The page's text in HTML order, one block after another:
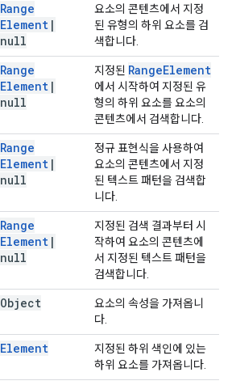
Range
Element |
null
요소의 콘텐츠에서 지정
된 유형의 하위 요소를 검
색합니다.
Range
Element |
null
지정된 RangeElement
에서 시작하여 지정된 유
형의 하위 요소를 요소의
콘텐츠에서 검색합니다.
Range
Element |
null
정규 표현식을 사용하여
요소의 콘텐츠에서 지정
된 텍스트 패턴을 검색합
니다.
Range
Element |
null
지정된 검색 결과부터 시
작하여 요소의 콘텐츠에
서 지정된 텍스트 패턴을
검색합니다.
Object
요소의 속성을 가져옵니
다.
Element
지정된 하위 색인에 있는
하위 요소를 가져옵니다.